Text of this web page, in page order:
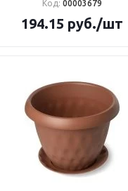
Код: 00003679
194.15 руб./шт